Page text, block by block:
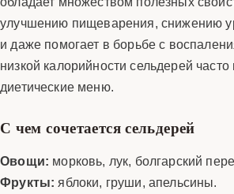
улучшению пищеварения, снижению
и даже помогает в борьбе с
низкой калорийности сельдерей
диетические меню.
С чем сочетается сельдерей
Овощи: морковь, лук, болгарский
Фрукты: яблоки, груши, апельсины.